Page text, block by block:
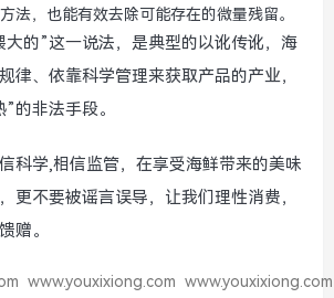
法，也能有效去除可能存在的微量残留。
大的”这一说法，是典型的以讹传讹，海
律、依靠科学管理来获取产品的产业，
的非法手段。
科学,相信监管，在享受海鲜带来的美味
更不要被谣言误导，让我们理性消费，
赠。
www.youxixiong.com www.youxixiong.com